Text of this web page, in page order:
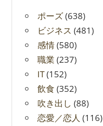
ポーズ(638)
ビジネス (481)
感情(580)
職業 (237)
IT(152)
飲食 (352)
吹き出し (88)
恋愛／恋人 (116)